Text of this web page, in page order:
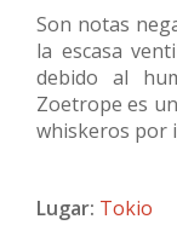
Son notas
la escasa
debido al
Zoetrope es
whiskeros por
Lugar: Tokio